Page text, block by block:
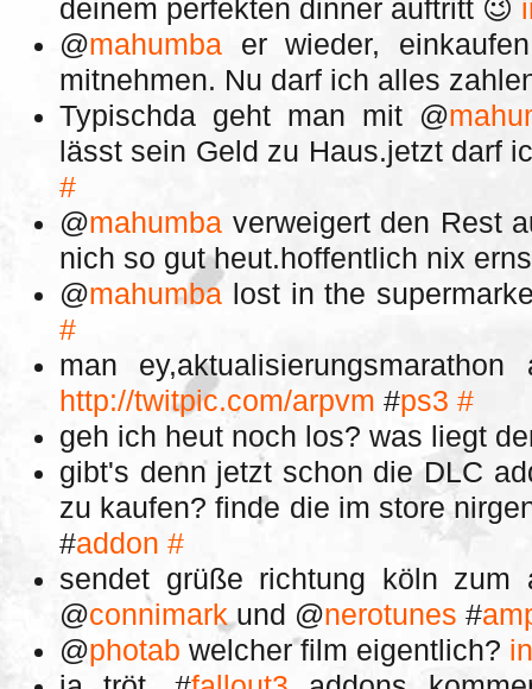
deinem perfekten dinner auftritt 😉
@mahumba er wieder,
mitnehmen. Nu darf ich alles
Typischda geht man mit @
lässt sein Geld zu Haus.jetzt darf
#
@mahumba verweigert den Rest
nich so gut heut.hoffentlich nix
@mahumba lost in the
#
man
http://twitpic.com/arpvm #ps3 #
geh ich heut noch los? was liegt
gibt's denn jetzt schon die DLC
zu kaufen? finde die im store
#addon #
sendet grüße richtung köln zum
@connimarkund @nerotunes #
@photab welcher film eigentlich?